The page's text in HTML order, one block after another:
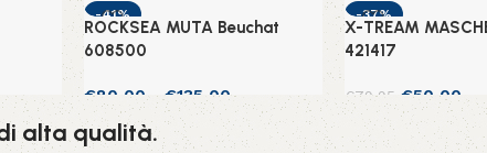
-41%
ROCKSEA MUTA Beuchat
608500
€80,00 - €135,00
Scegli
-37%
X-TREAM
421417
€79,95 €50,00
Scegli
alta qualità.